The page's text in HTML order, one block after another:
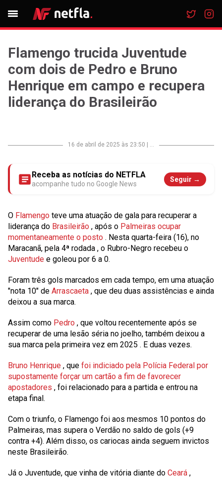
Flamengo trucida Juventude
com dois de Pedro e Bruno
Henrique em campo e recupera
liderança do Brasileirão
16 de abril de 2025 às 23:50 ...
Receba as notícias do NETFLA
acompanhe tudo no Google News
Seguir →
O Flamengo teve uma atuação de gala para recuperar a
liderança do Brasileirão , após o Palmeiras ocupar
momentaneamente o posto . Nesta quarta-feira (16), no
Maracanã, pela 4ª rodada , o Rubro-Negro recebeu o
Juventude e goleou por 6 a 0.
Foram três gols marcados em cada tempo, em uma atuação
"nota 10" de Arrascaeta , que deu duas assistências e ainda
deixou a sua marca.
Assim como Pedro , que voltou recentemente após se
recuperar de uma lesão séria no joelho, também deixou a
sua marca pela primeira vez em 2025 . E duas vezes.
Bruno Henrique , que foi indiciado pela Polícia Federal por
supostamente forçar um cartão a fim de favorecer
apostadores , foi relacionado para a partida e entrou na
etapa final.
Com o triunfo, o Flamengo foi aos mesmos 10 pontos do
Palmeiras, mas supera o Verdão no saldo de gols (+9
contra +4). Além disso, os cariocas ainda seguem invictos
neste Brasileirão.
Já o Juventude, que vinha de vitória diante do Ceará ,